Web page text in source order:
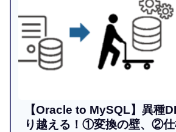
【Oracle to MySQL】異種
り越える！①変換の壁、②仕